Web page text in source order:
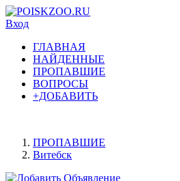
Вход
ГЛАВНАЯ
НАЙДЕННЫЕ
ПРОПАВШИЕ
ВОПРОСЫ
+ДОБАВИТЬ
ПРОПАВШИЕ
Витебск